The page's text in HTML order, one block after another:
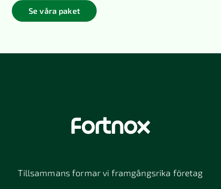
Se våra paket
Tillsammans formar vi framgångsrika företag